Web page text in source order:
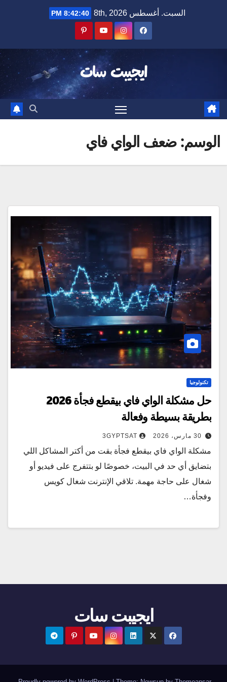
السبت. أغسطس 8th, 2026 8:42:40 PM
ايجيبت سات
الوسم:ضعف الواي فاي
تكنولوجيا
حل مشكلة الواي فاي بيقطع فجأة 2026
بطريقة بسيطة وفعالة
30 مارس، 2026 3GYPTSAT
مشكلة الواي فاي بيقطع فجأة بقت من أكتر المشاكل اللي
بتضايق أي حد في البيت، خصوصًا لو بتتفرج على فيديو أو
شغال على حاجة مهمة. تلاقي الإنترنت شغال كويس
وفجأة…
ايجيبت سات